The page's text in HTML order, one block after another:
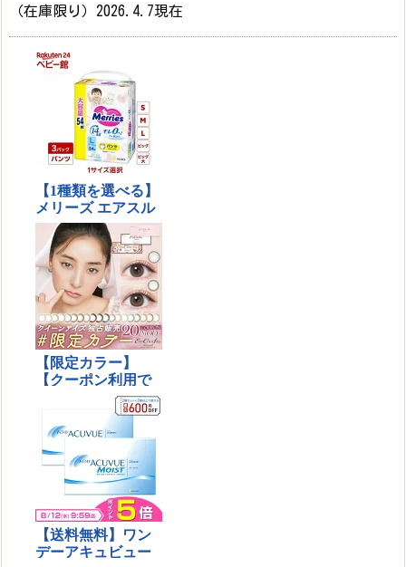
（在庫限り）2026.4.7現在